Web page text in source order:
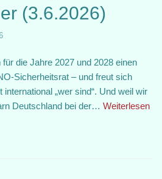
(3.6.2026)
die Jahre 2027 und 2028 einen
Sicherheitsrat – und freut sich
„wer sind“. Und weil wir
Deutschland bei der… Weiterlesen